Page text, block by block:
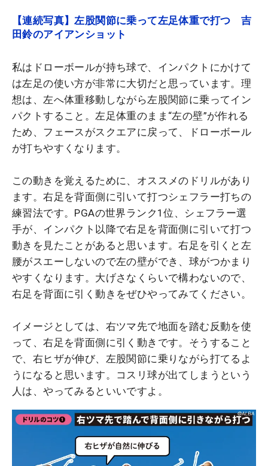
【連続写真】左股関節に乗って左足体重で打つ 吉
田鈴のアイアンショット
私はドローボールが持ち球で、インパクトにかけて
は左足の使い方が非常に大切だと思っています。理
想は、左へ体重移動しながら左股関節に乗ってイン
パクトすること。左足体重のまま“左の壁”が作れる
ため、フェースがスクエアに戻って、ドローボール
が打ちやすくなります。
この動きを覚えるために、オススメのドリルがあり
ます。右足を背面側に引いて打つシェフラー打ちの
練習法です。PGAの世界ランク1位、シェフラー選
手が、インパクト以降で右足を背面側に引いて打つ
動きを見たことがあると思います。右足を引くと左
腰がスエーしないので左の壁ができ、球がつかまり
やすくなります。大げさなくらいで構わないので、
右足を背面に引く動きをぜひやってみてください。
イメージとしては、右ツマ先で地面を踏む反動を使
って、右足を背面側に引く動きです。そうすること
で、右ヒザが伸び、左股関節に乗りながら打てるよ
うになると思います。コスリ球が出てしまうという
人は、やってみるといいですよ。